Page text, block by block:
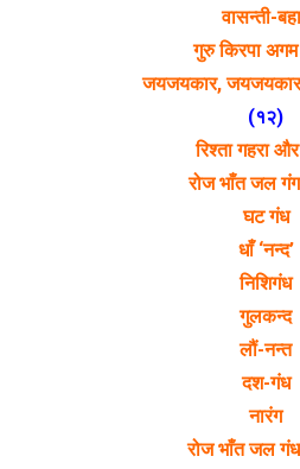
वासन्ती-
गुरु किरपा
जयजयकार, जयजयकार
(१२)
रिश्ता गहरा
रोज भाँत जल गंग
घट गंध
धाँ ‘नन्द’
निशिगंध
गुलकन्द
लौं-नन्त
दश-गंध
नारंग
रोज भाँत जल गंध